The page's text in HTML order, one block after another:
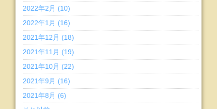
2022年2月 (10)
2022年1月 (16)
2021年12月 (18)
2021年11月 (19)
2021年10月 (22)
2021年9月 (16)
2021年8月 (6)